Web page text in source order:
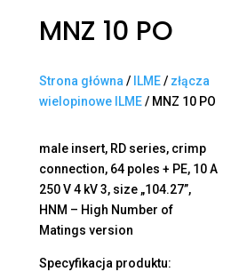
MNZ 10 PO
Strona główna / ILME/ złącza
wielopinowe ILME/ MNZ 10 PO
male insert, RD series, crimp
connection, 64 poles + PE, 10 A
250 V 4 kV 3, size „104.27”,
HNM – High Number of
Matings version
Specyfikacja produktu: